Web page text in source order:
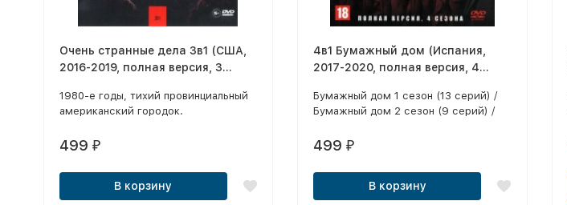
Очень странные дела 3в1 (США,
2016-2019, полная версия, 3
1980-е годы, тихий провинциальный
американский городок.
жизни нарушает загадочное
Уилл.
499 ₽
В корзину
4в1 Бумажный дом (Испания,
2017-2020, полная версия, 4
Бумажный дом 1 сезон (13 серий) /
Бумажный дом 2 сезон (9 серий) /
Бумажный дом 4 сезон (8 серий)
499₽
В корзину